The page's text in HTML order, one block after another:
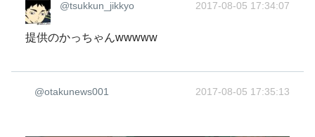
@tsukkun_jikkyo 2017-08-05 17:34:07
提供のかっちゃんwwwww
@otakunews001 2017-08-05 17:35:13